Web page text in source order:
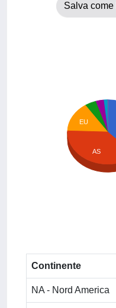
Salva come
EU
AS
Continente
NA - Nord America